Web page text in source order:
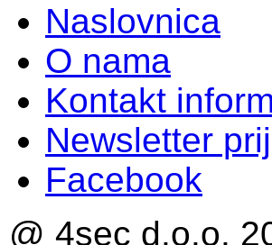
Naslovnica
O nama
Kontakt
Newsletter
Facebook
@ 4sec d.o.o.